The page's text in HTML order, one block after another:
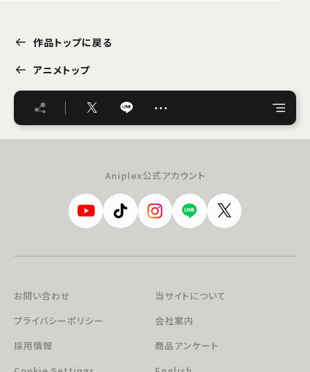
作品トップに戻る
アニメトップ
…
Aniplex公式アカウント
お問い合わせ
当サイトについて
プライバシーポリシー
会社案内
採用情報
商品アンケート